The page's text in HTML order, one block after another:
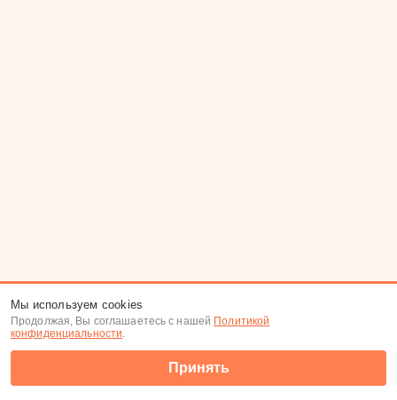
Мы используем cookies
Продолжая, Вы соглашаетесь с нашей Политикой
конфиденциальности.
Принять